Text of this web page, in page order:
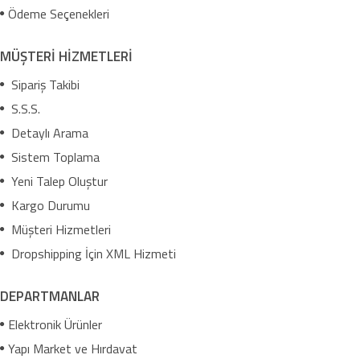
Ödeme Seçenekleri
MÜŞTERİ HİZMETLERİ
Sipariş Takibi
S.S.S.
Detaylı Arama
Sistem Toplama
Yeni Talep Oluştur
Kargo Durumu
Müşteri Hizmetleri
Dropshipping İçin XML Hizmeti
DEPARTMANLAR
Elektronik Ürünler
Yapı Market ve Hırdavat